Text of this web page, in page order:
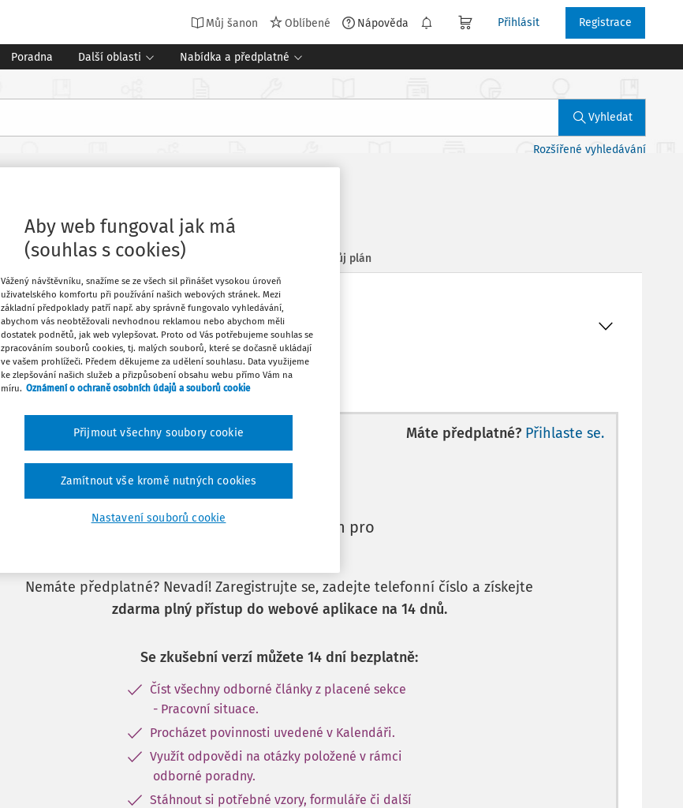
Můj šanon Oblíbené Nápověda Přihlásit Registrace
Poradna Další oblasti Nabídka a předplatné
Vyhledat
Rozšířené vyhledávání
Příští týden Tento měsíc Příští měsíc Můj plán
LEGISLATIVNÍ ZMĚNY
Novela zákona o specifických zdravotních službách
Můj plán
Máte předplatné? Přihlaste se.
Tento dokument je jen pro
Nemáte předplatné? Nevadí! Zaregistrujte se, zadejte telefonní číslo a získejte
zdarma plný přístup do webové aplikace na 14 dnů.
Se zkušební verzí můžete 14 dní bezplatně:
Číst všechny odborné články z placené sekce
- Pracovní situace.
Procházet povinnosti uvedené v Kalendáři.
Využít odpovědi na otázky položené v rámci
odborné poradny.
Stáhnout si potřebné vzory, formuláře či další
Aby web fungoval jak má
(souhlas s cookies)
Vážený návštěvníku, snažíme se ze všech sil přinášet vysokou úroveň
uživatelského komfortu při používání našich webových stránek. Mezi
základní předpoklady patří např. aby správně fungovalo vyhledávání,
abychom vás neobtěžovali nevhodnou reklamou nebo abychom měli
dostatek podnětů, jak web vylepšovat. Proto od Vás potřebujeme souhlas se
zpracováním souborů cookies, tj. malých souborů, které se dočasně ukládají
ve vašem prohlížeči. Předem děkujeme za udělení souhlasu. Data využijeme
ke zlepšování našich služeb a přizpůsobení obsahu webu přímo Vám na
míru. Oznámení o ochraně osobních údajů a souborů cookie
Nastavení souborů cookie
Zamítnout vše kromě nutných cookies
Přijmout všechny soubory cookie